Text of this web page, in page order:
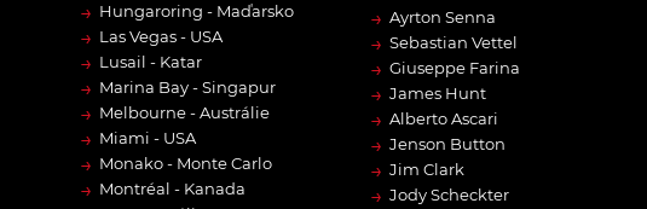
→ Hungaroring - Maďarsko
→ Las Vegas - USA
→ Lusail - Katar
→ Marina Bay - Singapur
→ Melbourne - Austrálie
→ Miami - USA
→ Monako - Monte Carlo
→ Montréal - Kanada
→ Ayrton Senna
→ Sebastian Vettel
→ Giuseppe Farina
→ James Hunt
→ Alberto Ascari
→ Jenson Button
→ Jim Clark
→ Jody Scheckter